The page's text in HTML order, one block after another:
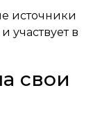
источники
участвует в
свои